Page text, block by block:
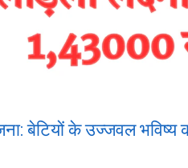
बेटियों के उज्जवल